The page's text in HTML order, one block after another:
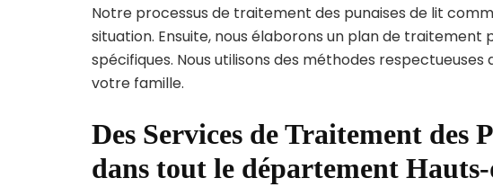
Notre processus de traitement des punaises de lit
situation. Ensuite, nous élaborons un plan de traitement
spécifiques. Nous utilisons des méthodes
votre famille.
Des Services de Traitement des
dans tout le département Hauts-